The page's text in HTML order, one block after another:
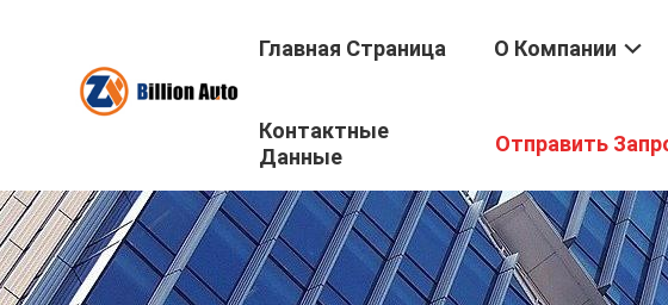
Главная Страница О Компании
Контактные
Данные
Отправить